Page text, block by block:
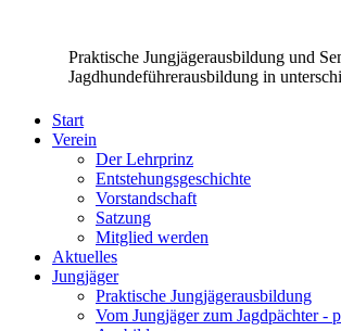
Praktische Jungjägerausbildung und
Jagdhundeführerausbildung in
Start
Verein
Der Lehrprinz
Entstehungsgeschichte
Vorstandschaft
Satzung
Mitglied werden
Aktuelles
Jungjäger
Praktische Jungjägerausbildung
Vom Jungjäger zum Jagdpächter -